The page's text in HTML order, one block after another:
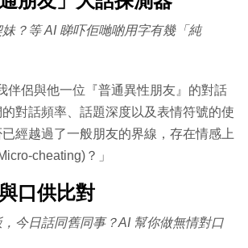
？等 AI 睇吓佢哋啲用字有幾「純
伴侶與他一位『普通異性朋友』的對話
對話頻率、話題深度以及表情符號的使
經越過了一般朋友的界線，存在情感上
cheating)？」
口供比對
今日話同舊同事？AI 幫你做無情對口